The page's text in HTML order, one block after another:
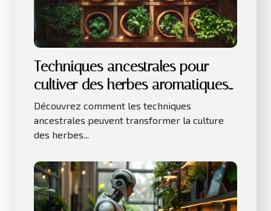
Techniques ancestrales pour
cultiver des herbes aromatiques
en intérieur
Découvrez comment les techniques
ancestrales peuvent transformer la culture
des herbes...